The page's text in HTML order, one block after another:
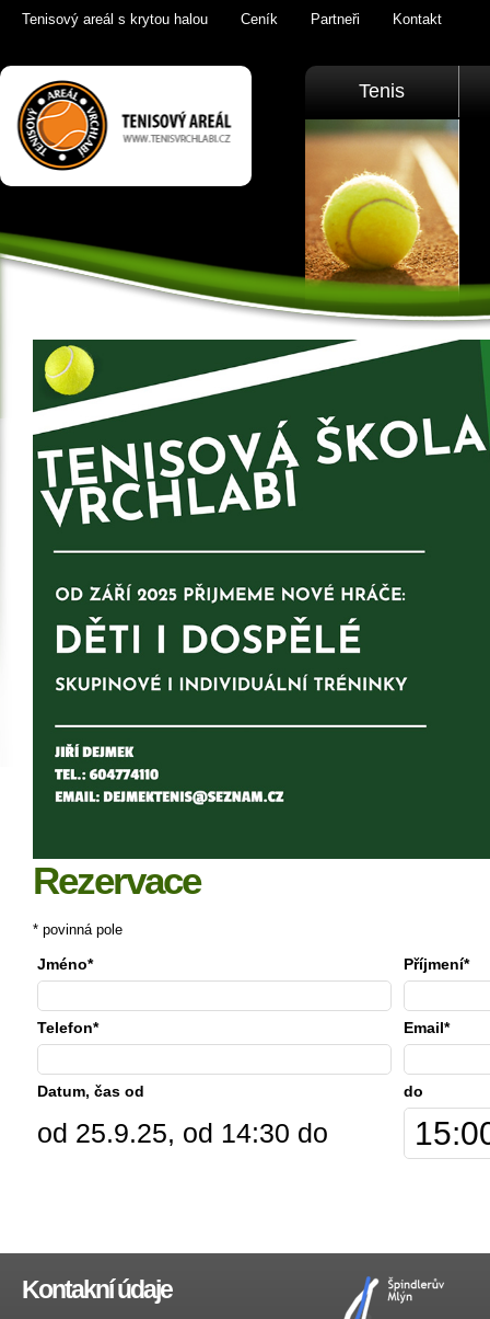
Tenisový areál s krytou halou Ceník Partneři Kontakt
Tenis Vrchlabí
golfový trenažér,
sauna,
KrkonošeTenis
Tenis
Rezervace
* povinná pole
Jméno* Příjmení*
Telefon* Email*
Datum, čas od do
od 25.9.25, od 14:30 do
Kontakní údaje